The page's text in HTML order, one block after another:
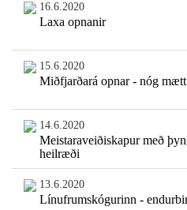
16.6.2020
Laxa opnanir
15.6.2020
Miðfjarðará opnar - nóg
14.6.2020
Meistaraveiðiskapur með
heilræði
13.6.2020
Línufrumskógurinn -